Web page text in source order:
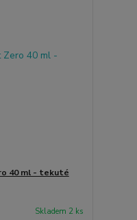
40 ml - tekuté
Skladem 2 ks